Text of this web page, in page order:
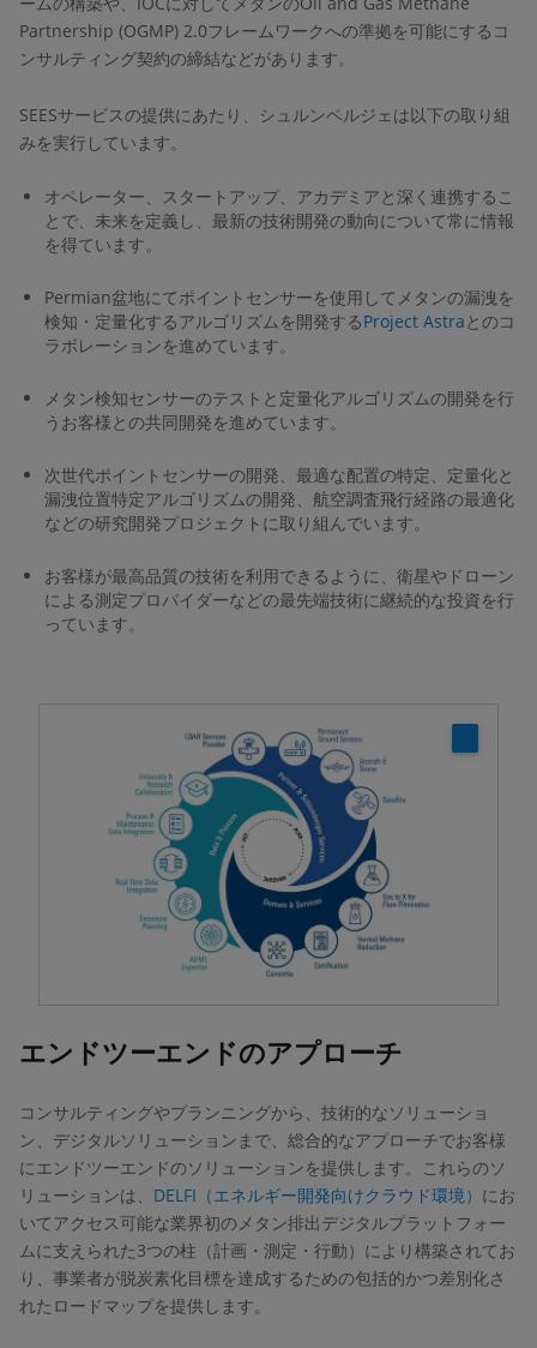
Partnership (OGMP) 2.0フレームワークへの準拠を可能にするコ
ンサルティング契約の締結などがあります。
SEESサービスの提供にあたり、シュルンベルジェは以下の取り組
みを実行しています。
オペレーター、スタートアップ、アカデミアと深く連携するこ
とで、未来を定義し、最新の技術開発の動向について常に情報
を得ています。
Permian盆地にてポイントセンサーを使用してメタンの漏洩を
検知・定量化するアルゴリズムを開発するProject Astraとのコ
ラボレーションを進めています。
メタン検知センサーのテストと定量化アルゴリズムの開発を行
うお客様との共同開発を進めています。
次世代ポイントセンサーの開発、最適な配置の特定、定量化と
漏洩位置特定アルゴリズムの開発、航空調査飛行経路の最適化
などの研究開発プロジェクトに取り組んでいます。
お客様が最高品質の技術を利用できるように、衛星やドローン
による測定プロバイダーなどの最先端技術に継続的な投資を行
っています。
エンドツーエンドのアプローチ
コンサルティングやプランニングから、技術的なソリューショ
ン、デジタルソリューションまで、総合的なアプローチでお客様
にエンドツーエンドのソリューションを提供します。これらのソ
リューションは、 DELFI（エネルギー開発向けクラウド環境） にお
いてアクセス可能な業界初のメタン排出デジタルプラットフォー
ムに支えられた3つの柱（計画・測定・行動）により構築されてお
り、事業者が脱炭素化目標を達成するための包括的かつ差別化さ
れたロードマップを提供します。